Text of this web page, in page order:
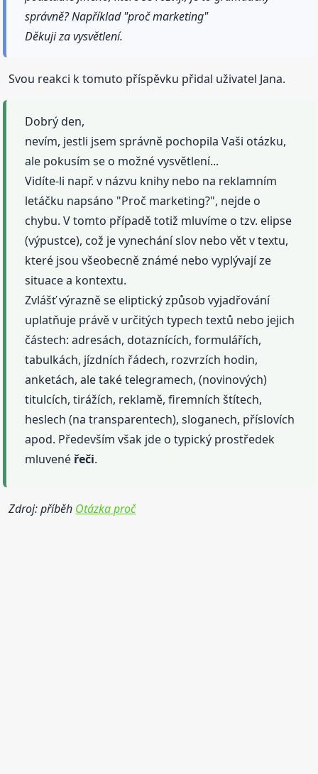
správně? Například "proč marketing"
Děkuji za vysvětlení.
Svou reakci k tomuto příspěvku přidal uživatel Jana.
Dobrý den,
nevím, jestli jsem správně pochopila Vaši otázku,
ale pokusím se o možné vysvětlení...
Vidíte-li např. v názvu knihy nebo na reklamním
letáčku napsáno "Proč marketing?", nejde o
chybu. V tomto případě totiž mluvíme o tzv. elipse
(výpustce), což je vynechání slov nebo vět v textu,
které jsou všeobecně známé nebo vyplývají ze
situace a kontextu.
Zvlášť výrazně se eliptický způsob vyjadřování
uplatňuje právě v určitých typech textů nebo jejich
částech: adresách, dotaznících, formulářích,
tabulkách, jízdních řádech, rozvrzích hodin,
anketách, ale také telegramech, (novinových)
titulcích, tirážích, reklamě, firemních štítech,
heslech (na transparentech), sloganech, příslovích
apod. Především však jde o typický prostředek
mluvené řeči.
Zdroj: příběh Otázka proč